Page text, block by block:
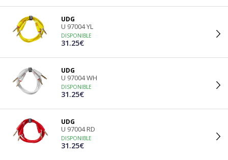
UDG
U 97004 YL
DISPONIBLE
31.25€
UDG
U 97004 WH
DISPONIBLE
31.25€
UDG
U 97004 RD
DISPONIBLE
31.25€